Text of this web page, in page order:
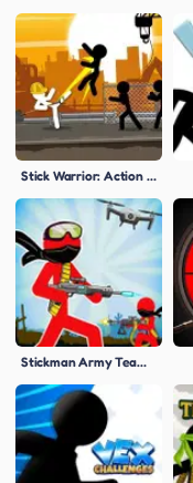
Stick Warrior: Action Game
Stickman Army Team Battle